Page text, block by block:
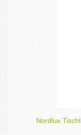
Nordlux